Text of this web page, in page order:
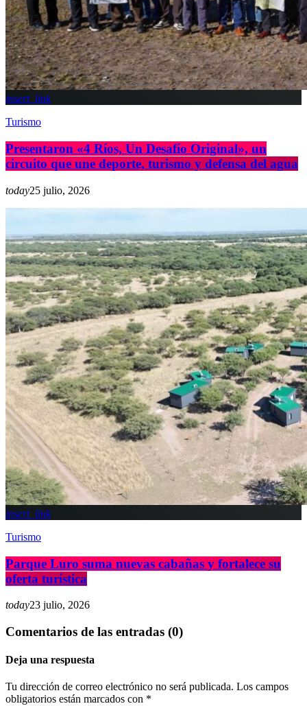
insert_link
Turismo
Presentaron «4 Ríos, Un Desafío Original», un
circuito que une deporte, turismo y defensa del agua
today25 julio, 2026
insert_link
Turismo
Parque Luro suma nuevas cabañas y fortalece su
oferta turística
today23 julio, 2026
Comentarios de las entradas (0)
Deja una respuesta
Tu dirección de correo electrónico no será publicada. Los campos
obligatorios están marcados con *